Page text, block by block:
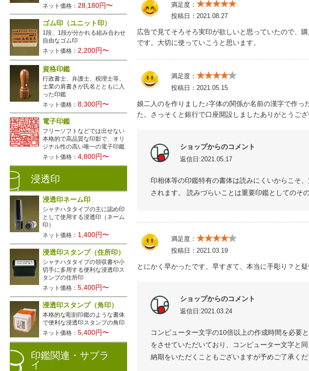
満足度：
投稿日： 2021.08.27
広告で見てそろそろ実印が欲しいと思っていたので、
です。大切に使っていこうと思います。
満足度：
投稿日： 2021.05.15
娘二人のを作りました♪字体の関係か名前の漢字で作
た。さっそくと銀行で口座開設しましたありがとうご
ショップからのコメント
返信日:2021.05.17
印相体等の印鑑特有の書体は読みにくいからこそ
されます。 読みづらいことは重要印鑑としてのそ
満足度：
投稿日： 2021.03.19
とにかく早かったです。早すぎて、本当に手彫り？と
ショップからのコメント
返信日:2021.03.24
コンピューター文字の10倍以上の作成時間を必要
をさせていただいており、コンピューター文字と
納期をいただくこともございますが予めご了承くだ
ネット価格：28,180円〜
ゴム印（ユニット印）
1段、1段が分かれる組み合わせ
自由なゴム印
ネット価格：2,200円〜
資格印鑑
行政書士、弁護士、税理士等、
士業の肩書きが氏名とともに入
った印鑑
ネット価格：8,300円〜
電子印鑑
フリーソフトなどでは出せない
本格的で高品質な印影で、オリ
ジナル性の高い唯一の電子印鑑
ネット価格：4,800円〜
浸透印
浸透印ネーム印
シャチハタタイプの主に認め印
として使用する浸透印（ネーム
印）
ネット価格： 1,400円〜
浸透印スタンプ（住所印）
シャチハタタイプの領収書や小
切手に多用する便利な浸透印ス
タンプの住所印
ネット価格：5,400円〜
浸透印スタンプ（角印）
本格的な彫刻印鑑のような書体
で便利な浸透印スタンプの角印
ネット価格：5,400円〜
印鑑関連・サプラ
イ